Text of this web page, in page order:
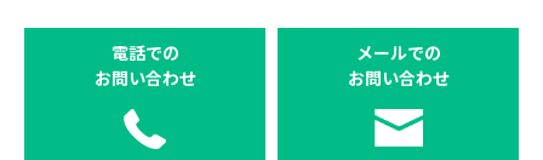
電話での
お問い合わせ
メールでの
お問い合わせ